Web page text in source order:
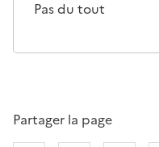
Pas du tout
Partager la page